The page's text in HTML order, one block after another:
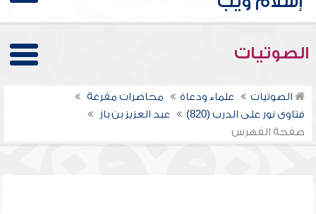
الصوتيات
الصوتيات علماء ودعاة
محاضرات مفرغة
فتاوى نور على الدرب (820)
عبد العزيز بن باز
صفحة الفهرس